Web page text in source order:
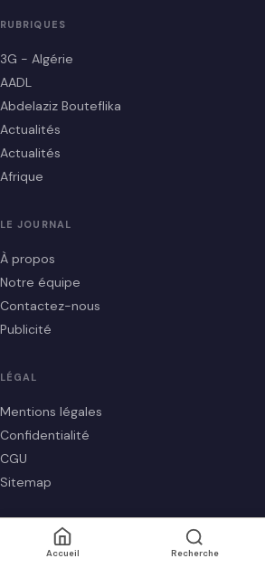
RUBRIQUES
3G - Algérie
AADL
Abdelaziz Bouteflika
Actualités
Actualités
Afrique
LE JOURNAL
À propos
Notre équipe
Contactez-nous
Publicité
LÉGAL
Mentions légales
Confidentialité
CGU
Sitemap
© 2026 LTA Presse — Tous droits réservés
Accueil Recherche